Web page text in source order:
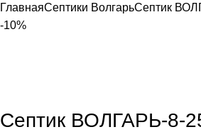
ГлавнаяСептики ВолгарьСептик
-10%
Септик ВОЛГАРЬ-8-